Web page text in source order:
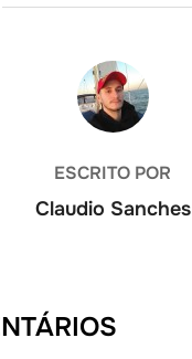
AUTOR DO POST
ESCRITO POR
Claudio Sanches